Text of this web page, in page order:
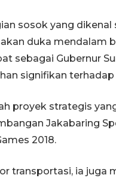
sosok yang
duka mendalam
sebagai Gubernur
signifikan
proyek strategis
Jakabaring
2018.
transportasi, ia juga